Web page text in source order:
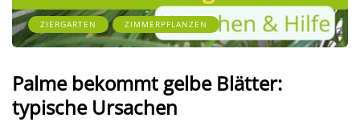
ZIERGARTEN ZIMMERPFLANZEN
Palme bekommt gelbe Blätter:
typische Ursachen